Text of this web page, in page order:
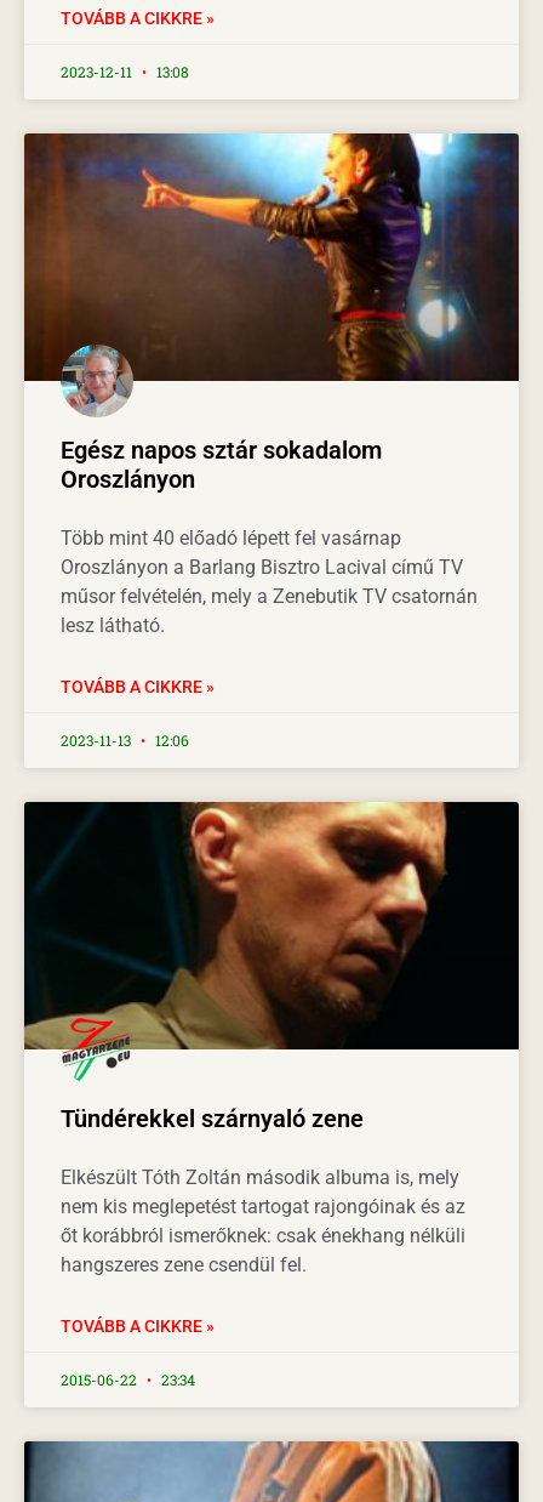
TOVÁBB A CIKKRE »
2023-12-11 13:08
Egész napos sztár sokadalom
Oroszlányon
Több mint 40 előadó lépett fel vasárnap
Oroszlányon a Barlang Bisztro Lacival című TV
műsor felvételén, mely a Zenebutik TV csatornán
lesz látható.
TOVÁBB A CIKKRE »
2023-11-13 12:06
Tündérekkel szárnyaló zene
Elkészült Tóth Zoltán második albuma is, mely
nem kis meglepetést tartogat rajongóinak és az
őt korábbról ismerőknek: csak énekhang nélküli
hangszeres zene csendül fel.
TOVÁBB A CIKKRE »
2015-06-22 23:34